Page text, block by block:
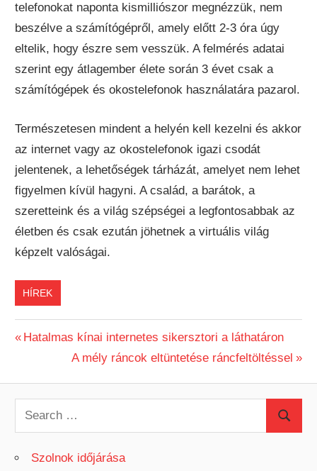
telefonokat naponta kismilliószor megnézzük, nem
beszélve a számítógépről, amely előtt 2-3 óra úgy
eltelik, hogy észre sem vesszük. A felmérés adatai
szerint egy átlagember élete során 3 évet csak a
számítógépek és okostelefonok használatára pazarol.
Természetesen mindent a helyén kell kezelni és akkor
az internet vagy az okostelefonok igazi csodát
jelentenek, a lehetőségek tárházát, amelyet nem lehet
figyelmen kívül hagyni. A család, a barátok, a
szeretteink és a világ szépségei a legfontosabbak az
életben és csak ezután jöhetnek a virtuális világ
képzelt valóságai.
HÍREK
Bejegyzés
navigáció
Previous
Hatalmas kínai internetes sikersztori a láthatáron
Next
A mély ráncok eltüntetése ráncfeltöltéssel
e
Szolnok időjárása